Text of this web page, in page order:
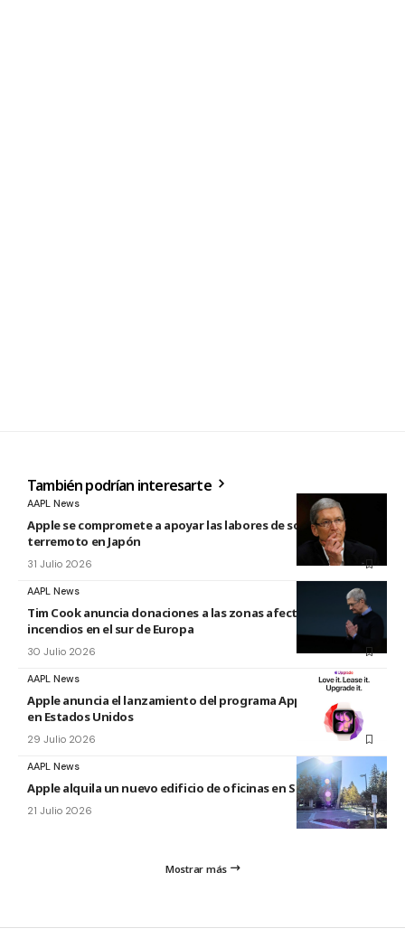
También podrían interesarte
AAPL News
Apple se compromete a apoyar las labores de socorro tras el
terremoto en Japón
31 Julio 2026
AAPL News
Tim Cook anuncia donaciones a las zonas afectadas por los
incendios en el sur de Europa
30 Julio 2026
AAPL News
Apple anuncia el lanzamiento del programa Apple Upgrade
en Estados Unidos
29 Julio 2026
AAPL News
Apple alquila un nuevo edificio de oficinas en Sunnyvale
21 Julio 2026
Mostrar más